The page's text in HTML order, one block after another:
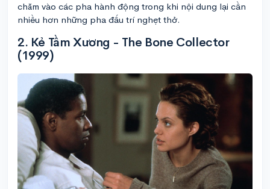
chăm vào các pha hành động trong khi nội dung lại cần
nhiều hơn những pha đấu trí nghẹt thở.
2. Kẻ Tầm Xương - The Bone Collector
(1999)